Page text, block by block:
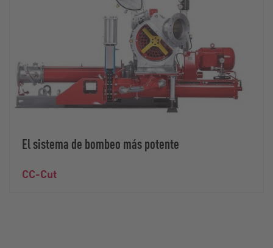
El sistema de bombeo más potente
CC-Cut